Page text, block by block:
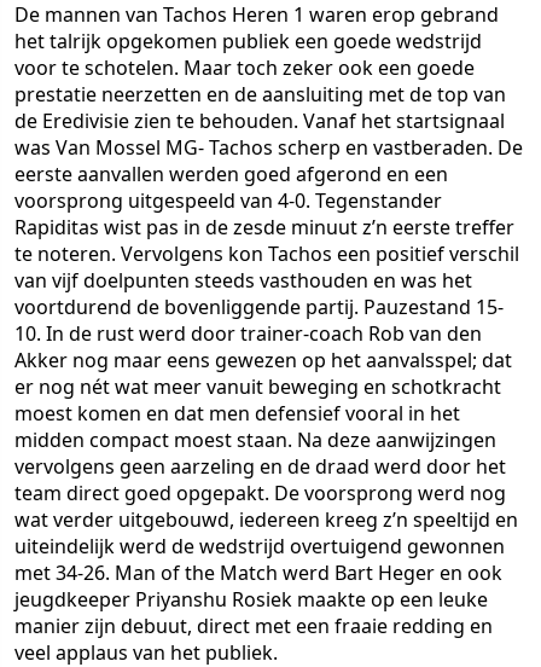
De mannen van Tachos Heren 1 waren erop gebrand
het talrijk opgekomen publiek een goede wedstrijd
voor te schotelen. Maar toch zeker ook een goede
prestatie neerzetten en de aansluiting met de top van
de Eredivisie zien te behouden. Vanaf het startsignaal
was Van Mossel MG- Tachos scherp en vastberaden. De
eerste aanvallen werden goed afgerond en een
voorsprong uitgespeeld van 4-0. Tegenstander
Rapiditas wist pas in de zesde minuut z’n eerste treffer
te noteren. Vervolgens kon Tachos een positief verschil
van vijf doelpunten steeds vasthouden en was het
voortdurend de bovenliggende partij. Pauzestand 15-
10. In de rust werd door trainer-coach Rob van den
Akker nog maar eens gewezen op het aanvalsspel; dat
er nog nét wat meer vanuit beweging en schotkracht
moest komen en dat men defensief vooral in het
midden compact moest staan. Na deze aanwijzingen
vervolgens geen aarzeling en de draad werd door het
team direct goed opgepakt. De voorsprong werd nog
wat verder uitgebouwd, iedereen kreeg z’n speeltijd en
uiteindelijk werd de wedstrijd overtuigend gewonnen
met 34-26. Man of the Match werd Bart Heger en ook
jeugdkeeper Priyanshu Rosiek maakte op een leuke
manier zijn debuut, direct met een fraaie redding en
veel applaus van het publiek.